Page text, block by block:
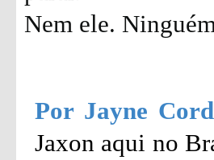
Nem ele.
Por Jayne
Jaxon aqui no